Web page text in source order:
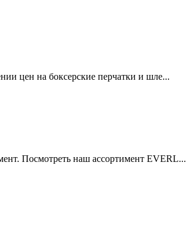
цен на боксерские перчатки и шле...
Посмотреть наш ассортимент EVERL...